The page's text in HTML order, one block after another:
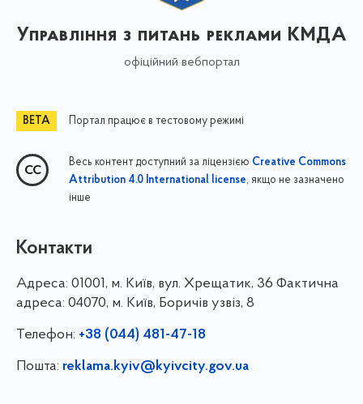
Управління з питань реклами КМДА
офіційний вебпортал
Портал працює в тестовому режимі
Весь контент доступний за ліцензією Creative Commons
Attribution 4.0 International license, якщо не зазначено
інше
Контакти
Адреса: 01001, м. Київ, вул. Хрещатик, 36 Фактична
адреса: 04070, м. Київ, Боричів узвіз, 8
Телефон: +38 (044) 481-47-18
Пошта: reklama.kyiv@kyivcity.gov.ua